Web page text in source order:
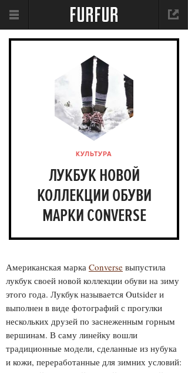
КУЛЬТУРА
ЛУКБУК НОВОЙ
КОЛЛЕКЦИИ ОБУВИ
МАРКИ CONVERSE
Американская марка Converse выпустила
лукбук своей новой коллекции обуви на зиму
этого года . Лукбук называется Outsider и
выполнен в виде фотографий с прогулки
нескольких друзей по заснеженным горным
вершинам. В саму линейку вошли
традиционные модели, сделанные из нубука
и кожи, переработанные для зимних условий: